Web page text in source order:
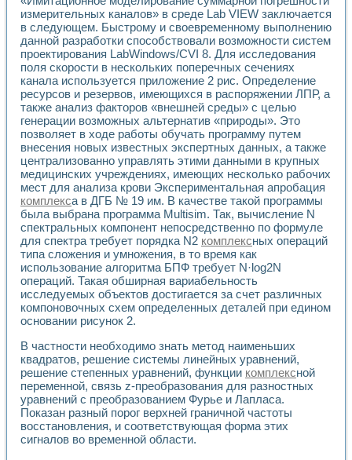
Автоматизированный дистанционный лабораторный
Исследование возможности реставрации одномерных
Использование технологий NATIONAL INSTRUMENTS в
Разработка модификаций алгоритма полигармонической
Учебный стенд для исследования принципа действия
Виртуальная система поддержки принимаемых решений в
Преемственность дисциплин «Моделирование систем» и
Универсальный стенд для исследования электрических
Лабораторные практикумы по информационно-
Виртуальный измеритель частотных характеристик на
Лабораторный практикум по основам теории Коммутации
Разработка виртуальной лабораторной работы
Виртуальные практикумы по электротехнике в среде
Из опыта внедрения в рамках национального проекта
Исследование эффективности решателей
Опыт разработки LabVIEW лабораторных практикумов
Проблемы повышения качества образования и
Развитие LabVIEW лабораторного практикума по
Разработка виртуальной лаборатории по электротехнике
Усовершенствованные алгоритмы частотного анализа
Об опыте работы учебного центра «Технологии
Технологии NI в магистерской программе «Прикладная
Автоматизированный стенд формирования
Лабораторный практикум по курсу ИИС на базе
Партнеры
Академические и отраслевые институты
Учебные заведения
Бизнес
Контакты
измерительных каналов» в среде Lab VIEW заключается
в следующем. Быстрому и своевременному выполнению
данной разработки способствовали возможности систем
проектирования LabWindows/CVI 8. Для исследования
поля скорости в нескольких поперечных сечениях
канала используется приложение 2 рис. Определение
ресурсов и резервов, имеющихся в распоряжении ЛПР, а
также анализ факторов «внешней среды» с целью
генерации возможных альтернатив «природы». Это
позволяет в ходе работы обучать программу путем
внесения новых известных экспертных данных, а также
централизованно управлять этими данными в крупных
медицинских учреждениях, имеющих несколько рабочих
мест для анализа крови Экспериментальная апробация
комплекса в ДГБ № 19 им. В качестве такой программы
была выбрана программа Multisim. Так, вычисление N
спектральных компонент непосредственно по формуле
для спектра требует порядка N2 комплексных операций
типа сложения и умножения, в то время как
использование алгоритма БПФ требует N·log2N
операций. Такая обширная вариабельность
исследуемых объектов достигается за счет различных
компоновочных схем определенных деталей при едином
основании рисунок 2.
В частности необходимо знать метод наименьших
квадратов, решение системы линейных уравнений,
решение степенных уравнений, функции комплексной
переменной, связь z-преобразования для разностных
уравнений с преобразованием Фурье и Лапласа.
Показан разный порог верхней граничной частоты
восстановления, и соответствующая форма этих
сигналов во временной области.